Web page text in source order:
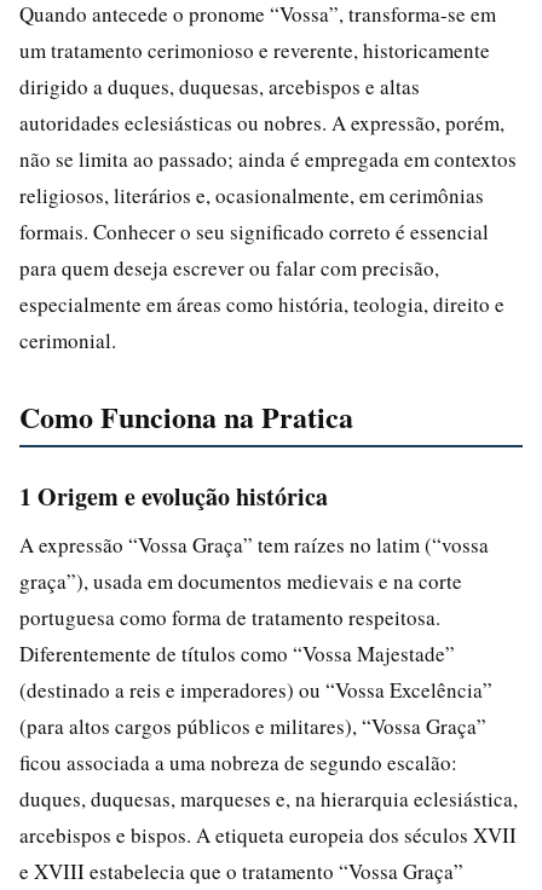
Quando antecede o pronome “Vossa”, transforma-se em
um tratamento cerimonioso e reverente, historicamente
dirigido a duques, duquesas, arcebispos e altas
autoridades eclesiásticas ou nobres. A expressão, porém,
não se limita ao passado; ainda é empregada em contextos
religiosos, literários e, ocasionalmente, em cerimônias
formais. Conhecer o seu significado correto é essencial
para quem deseja escrever ou falar com precisão,
especialmente em áreas como história, teologia, direito e
cerimonial.
Como Funciona na Pratica
1 Origem e evolução histórica
A expressão “Vossa Graça” tem raízes no latim (“vossa
graça”), usada em documentos medievais e na corte
portuguesa como forma de tratamento respeitosa.
Diferentemente de títulos como “Vossa Majestade”
(destinado a reis e imperadores) ou “Vossa Excelência”
(para altos cargos públicos e militares), “Vossa Graça”
ficou associada a uma nobreza de segundo escalão:
duques, duquesas, marqueses e, na hierarquia eclesiástica,
arcebispos e bispos. A etiqueta europeia dos séculos XVII
e XVIII estabelecia que o tratamento “Vossa Graça”